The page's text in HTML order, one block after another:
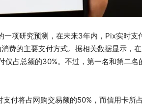
项研究预测，在未来3年内，Pix实时支
费的主要支付方式。据相关数据显示，
占总额的30%。不过，第一名和第二名
付将占网购交易额的50%，而信用卡所